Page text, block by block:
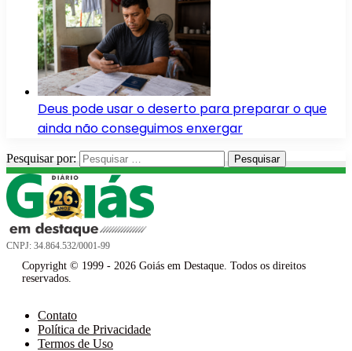
Deus pode usar o deserto para preparar o que
ainda não conseguimos enxergar
Pesquisar por:
CNPJ: 34.864.532/0001-99
Copyright © 1999 - 2026 Goiás em Destaque. Todos os direitos
reservados.
Contato
Política de Privacidade
Termos de Uso